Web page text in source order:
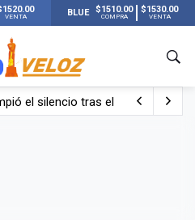
VENTA BLUE $1510.00
COMPRA
$1530.00
VENTA
el silencio tras el incidente con